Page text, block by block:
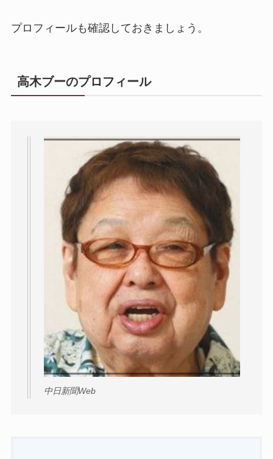
プロフィールも確認しておきましょう。
高木ブーのプロフィール
中日新聞Web